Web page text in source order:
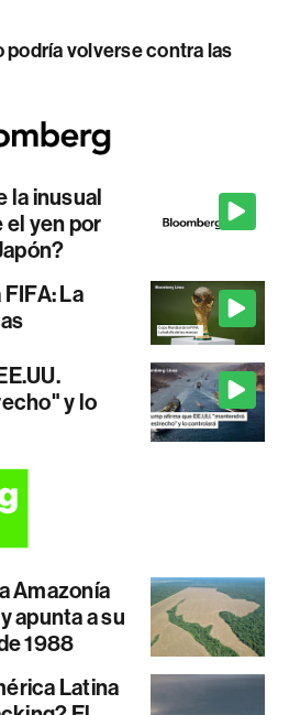
podría volverse contra las
la inusual
yen por
La
y lo
Amazonía
apunta a su
1988
Latina